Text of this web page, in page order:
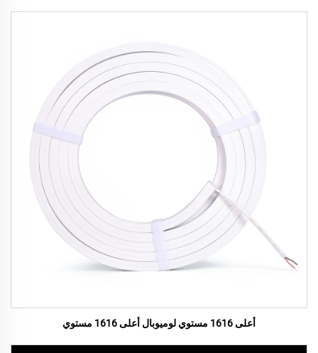
أعلى 1616 مستوي لوميوبال أعلى 1616 مستوي